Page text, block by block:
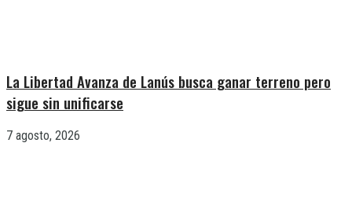
La Libertad Avanza de Lanús busca ganar terreno pero
sigue sin unificarse
7 agosto, 2026